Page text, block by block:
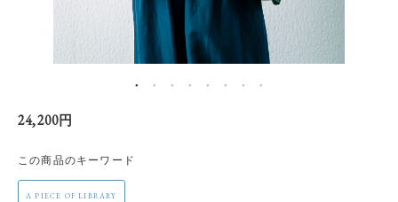
24,200円
この商品のキーワード
A PIECE OF LIBRARY